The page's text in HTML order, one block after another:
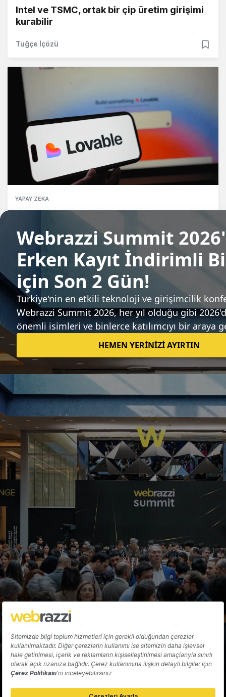
Intel ve TSMC, ortak bir çip üretim girişimi
kurabilir
Tuğçe İçözü
YAPAY ZEKA
Yapay zeka girişimi Lovable, bir yılda
yaklaşık 8 milyon kullanıcıya ulaştı
Sıradaki haber
İnternetten yapılan kartlı ödemeler 8,5
milyar TL'ye ulaşarak yeni bir rekor kırdı
Hakkında Yazarlar
Katkıda Bulun Reklam